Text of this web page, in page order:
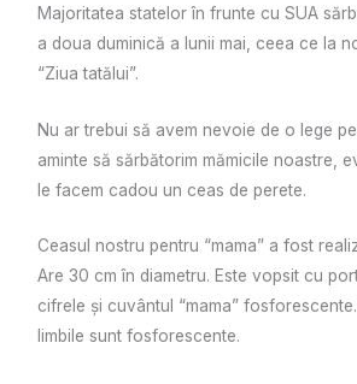
Majoritatea statelor în frunte cu SUA
a doua duminică a lunii mai, ceea ce la
“Ziua tatălui”.
Nu ar trebui să avem nevoie de o lege
aminte să sărbătorim mămicile noastre,
le facem cadou un ceas de perete.
Ceasul nostru pentru “mama” a fost
Are 30 cm în diametru. Este vopsit cu
cifrele și cuvântul “mama”
limbile sunt fosforescente.